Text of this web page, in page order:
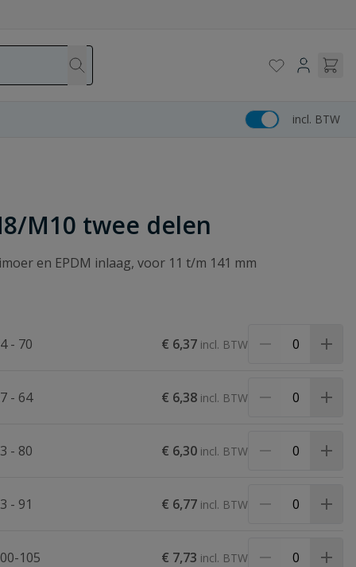
incl. BTW
M10 twee delen
en EPDM inlaag, voor 11 t/m 141 mm
- 70 € 6,37
- 64 € 6,38
- 80 € 6,30
- 91 € 6,77
105 € 7,73